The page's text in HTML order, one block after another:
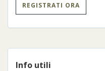
REGISTRATI ORA
Info utili